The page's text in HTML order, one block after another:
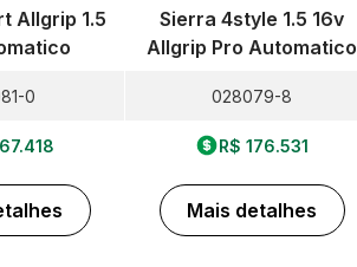
Allgrip 1.5
0
Sierra 4style 1.5 16v
Allgrip Pro Automatico
028079-8
R$ 176.531
Mais detalhes